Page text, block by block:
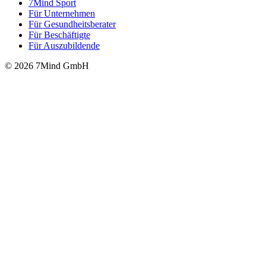
7Mind Sport
Für Unter­neh­men
Für Gesund­heits­be­ra­ter
Für Beschäftigte
Für Auszubildende
© 2026 7Mind GmbH